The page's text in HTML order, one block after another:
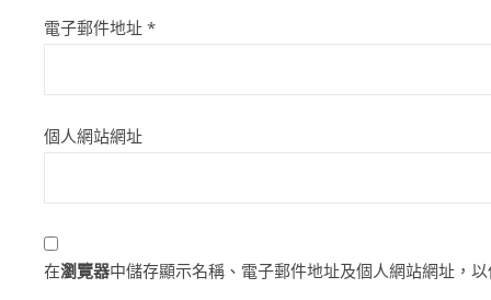
電子郵件地址 *
個人網站網址
在瀏覽器中儲存顯示名稱、電子郵件地址及個人網站網址，